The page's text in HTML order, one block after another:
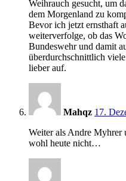
Weihrauch gesucht, um
dem Morgenland zu
Bevor ich jetzt ernsthaft
weiterverfolge, ob das
Bundeswehr und damit
überdurchschnittlich
lieber auf.
Mahqz 17.
Weiter als Andre Myhrer
wohl heute nicht…